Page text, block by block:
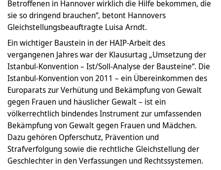
Betroffenen in Hannover wirklich die Hilfe bekommen, die
sie so dringend brauchen“, betont Hannovers
Gleichstellungsbeauftragte Luisa Arndt.
Ein wichtiger Baustein in der HAIP-Arbeit des
vergangenen Jahres war der Klausurtag „Umsetzung der
Istanbul-Konvention – Ist/Soll-Analyse der Bausteine“. Die
Istanbul-Konvention von 2011 – ein Übereinkommen des
Europarats zur Verhütung und Bekämpfung von Gewalt
gegen Frauen und häuslicher Gewalt – ist ein
völkerrechtlich bindendes Instrument zur umfassenden
Bekämpfung von Gewalt gegen Frauen und Mädchen.
Dazu gehören Opferschutz, Prävention und
Strafverfolgung sowie die rechtliche Gleichstellung der
Geschlechter in den Verfassungen und Rechtssystemen.